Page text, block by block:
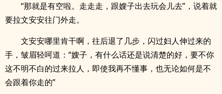
“那就是有空啦。走走走，跟嫂子出去玩会儿去”，说着就
要拉文安安往门外走。
文安安哪里肯干啊，往后退了几步，闪过妇人伸过来的
手，皱眉轻呵道：“嫂子，有什么话还是说清楚的好，要不你
这不明不白的过来拉人，即使我再不懂事，也无论如何是不
会跟着你走的”